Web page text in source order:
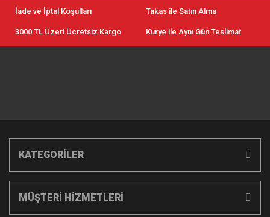
İade ve İptal Koşulları Takas ile Satın Alma
3000 TL Üzeri Ücretsiz Kargo Kurye ile Aynı Gün Teslimat
KATEGORİLER
MÜŞTERİ HİZMETLERİ